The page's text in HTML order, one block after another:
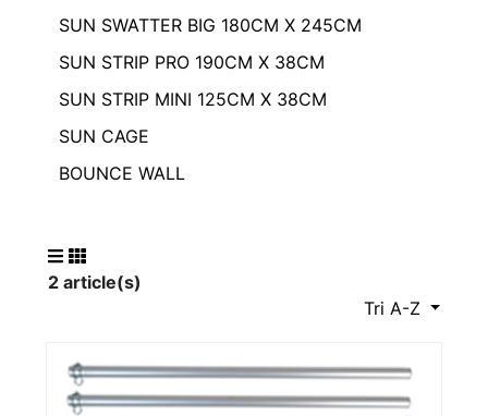
SUN SWATTER BIG 180CM X 245CM
SUN STRIP PRO 190CM X 38CM
SUN STRIP MINI 125CM X 38CM
SUN CAGE
BOUNCE WALL
2 article(s)
Tri A-Z